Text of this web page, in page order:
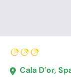
Cala D’or,